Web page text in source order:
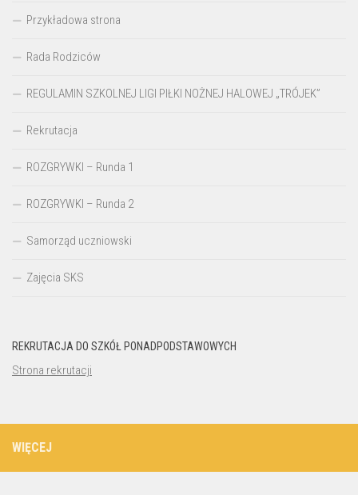
Przykładowa strona
Rada Rodziców
REGULAMIN SZKOLNEJ LIGI PIŁKI NOŻNEJ HALOWEJ „TRÓJEK”
Rekrutacja
ROZGRYWKI – Runda 1
ROZGRYWKI – Runda 2
Samorząd uczniowski
Zajęcia SKS
REKRUTACJA DO SZKÓŁ PONADPODSTAWOWYCH
Strona rekrutacji
WIĘCEJ